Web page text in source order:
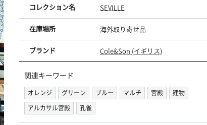
コレクション名 SEVILLE
在庫場所 海外取り寄せ品
ブランド Cole&Son (イギリス)
関連キーワード
オレンジ グリーン ブルー マルチ 宮殿
建物
アルカサル宮殿
孔雀